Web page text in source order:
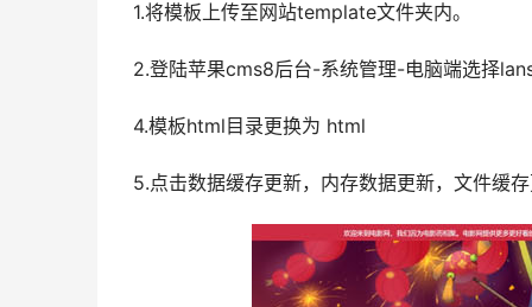
1.将模板上传至网站template文件夹内。
2.登陆苹果cms8后台-系统管理-电脑端选择
4.模板html目录更换为 html
5.点击数据缓存更新，内存数据更新，文件缓